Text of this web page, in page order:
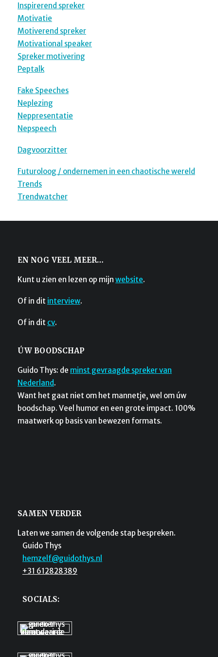
Inspirerend spreker
Motivatie
Motiverend spreker
Motivational speaker
Spreker motivering
Peptalk
Fake Speeches
Neplezing
Neppresentatie
Nepspeech
Dagvoorzitter
Futuroloog / ondernemen in een chaotische wereld
Trends
Trendwatcher
EN NOG VEEL MEER…
Kunt u zien en lezen op mijn website.
Of in dit interview.
Of in dit cv.
ÚW BOODSCHAP
Guido Thys: de minst gevraagde spreker van
Nederland.
Want het gaat niet om het mannetje, wel om úw
boodschap. Veel humor en een grote impact. 100%
maatwerk op basis van bewezen formats.
SAMEN VERDER
Laten we samen de volgende stap bespreken.
Guido Thys
hemzelf@guidothys.nl
+31 612828389
SOCIALS: